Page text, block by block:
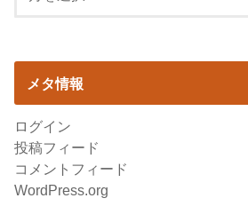
メタ情報
ログイン
投稿フィード
コメントフィード
WordPress.org